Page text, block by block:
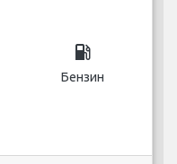
local_gas_station
Бензин